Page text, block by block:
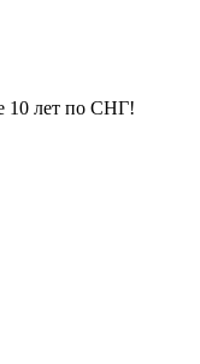
10 лет по СНГ!